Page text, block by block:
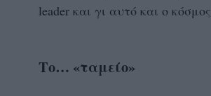
leader και γι αυτό και ο
Το… «ταμείο»